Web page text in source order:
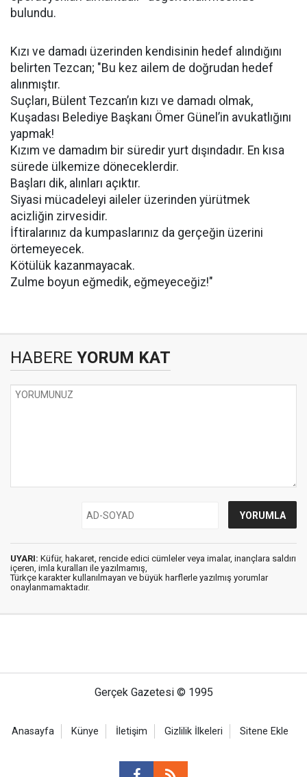
bulundu.
Kızı ve damadı üzerinden kendisinin hedef alındığını
belirten Tezcan; "Bu kez ailem de doğrudan hedef
alınmıştır.
Suçları, Bülent Tezcan’ın kızı ve damadı olmak,
Kuşadası Belediye Başkanı Ömer Günel’in avukatlığını
yapmak!
Kızım ve damadım bir süredir yurt dışındadır. En kısa
sürede ülkemize döneceklerdir.
Başları dik, alınları açıktır.
Siyasi mücadeleyi aileler üzerinden yürütmek
acizliğin zirvesidir.
İftiralarınız da kumpaslarınız da gerçeğin üzerini
örtemeyecek.
Kötülük kazanmayacak.
Zulme boyun eğmedik, eğmeyeceğiz!"
HABERE YORUM KAT
UYARI: Küfür, hakaret, rencide edici cümleler veya imalar, inançlara saldırı
içeren, imla kuralları ile yazılmamış,
Türkçe karakter kullanılmayan ve büyük harflerle yazılmış yorumlar
onaylanmamaktadır.
Gerçek Gazetesi © 1995
Anasayfa Künye İletişim Gizlilik İlkeleri Sitene Ekle